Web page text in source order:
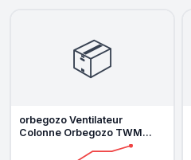
📦
orbegozo Ventilateur
Colonne Orbegozo TWM
1000 50W 3 Vitesses